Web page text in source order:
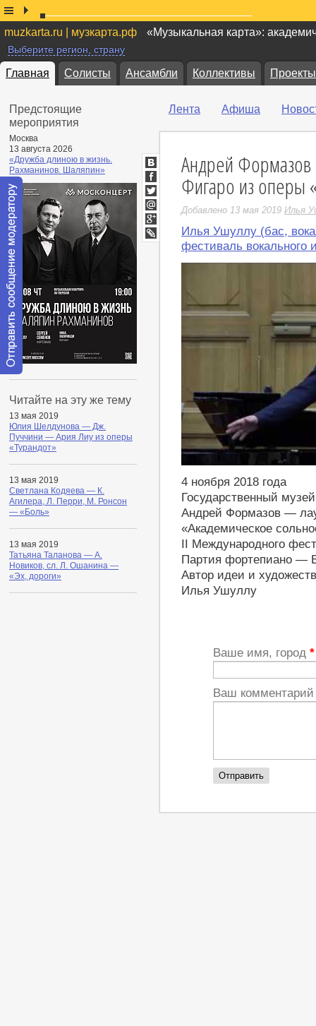
muzkarta.ru | музкарта.рф «Музыкальная карта»:
Выберите регион, страну
Главная Солисты Ансамбли Коллективы Проекты
Предстоящие
мероприятия
Москва
13 августа 2026
«Дружба длиною в жизнь.
Рахманинов. Шаляпин»
Читайте на эту же тему
13 мая 2019
Юлия Шелдунова — Дж.
Пуччини — Ария Лиу из оперы
«Турандот»
13 мая 2019
Светлана Кодяева — К.
Агилера, Л. Перри, М. Ронсон
— «Боль»
13 мая 2019
Татьяна Таланова — А.
Новиков, сл. Л. Ошанина —
«Эх, дороги»
Лента Афиша
Андрей
Фигаро из оперы
Добавлено 13 мая 2019 Илья
Илья Ушуллу (бас,
фестиваль вокального
4 ноября 2018 года
Государственный
Андрей Формазов —
«Академическое
II Международного
Партия фортепиано —
Автор идеи и
Илья Ушуллу
ВКонтакте
Facebook
Twitter
Мой
Мир
Google+
LiveJournal
Ваше имя, город *
Ваш
Отправить
модератору